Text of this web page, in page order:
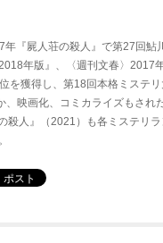
『屍人荘の殺人』で第27回鮎
年版』、〈週刊文春〉2017
を獲得し、第18回本格ミステ
映画化、コミカライズもされ
殺人』（2021）も各ミステリ